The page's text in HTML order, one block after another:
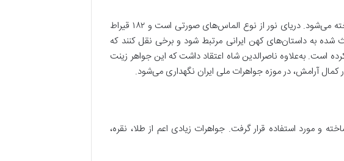
الماس دریای نور، زوج پرآوازه کوه نور است که به عنوان یکی از بزرگترین الماس‌های موجود در جهان شناخته می‌شود. دریای نور از نوع الماس‌های صورتی است و ۱۸۲ قیراط
به داستان‌های کهن ایرانی مرتبط شود و برخی نقل کنند که
است. به‌علاوه ناصرالدین شاه اعتقاد داشت که این جواهر زینت
آرامش، در موزه جواهرات ملی ایران نگهداری می‌شود.
و مورد استفاده قرار گرفت. جواهرات زیادی اعم از طلا، نقره،